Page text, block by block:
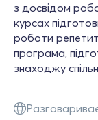
з досвідом
курсах
роботи
програма,
знаходжу